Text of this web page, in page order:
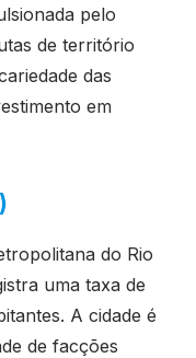
pelo
de território
das
em
do Rio
uma taxa de
A cidade é
de facções